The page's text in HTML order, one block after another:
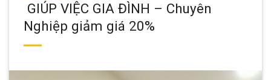
GIÚP VIỆC GIA ĐÌNH – Chuyên
Nghiệp giảm giá 20%